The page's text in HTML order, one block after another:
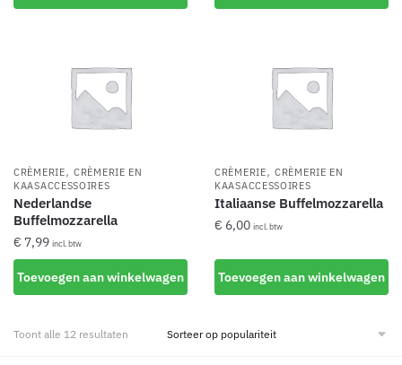
CRÈMERIE,CRÈMERIE EN
KAASACCESSOIRES
Nederlandse
Buffelmozzarella
€ 7,99 incl. btw
Toevoegen aan winkelwagen
CRÈMERIE,CRÈMERIE EN
KAASACCESSOIRES
Italiaanse Buffelmozzarella
€ 6,00 incl. btw
Toevoegen aan winkelwagen
Toont alle 12 resultaten Gesorteerd